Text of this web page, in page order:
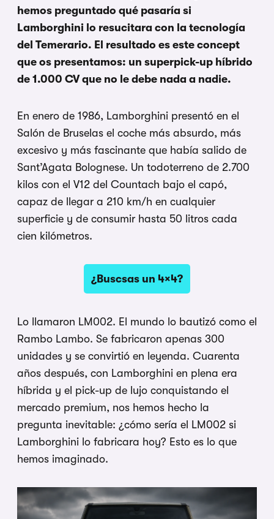
hemos preguntado qué pasaría si
Lamborghini lo resucitara con la tecnología
del Temerario. El resultado es este concept
que os presentamos: un superpick-up híbrido
de 1.000 CV que no le debe nada a nadie.
En enero de 1986, Lamborghini presentó en el
Salón de Bruselas el coche más absurdo, más
excesivo y más fascinante que había salido de
Sant’Agata Bolognese. Un todoterreno de 2.700
kilos con el V12 del Countach bajo el capó,
capaz de llegar a 210 km/h en cualquier
superficie y de consumir hasta 50 litros cada
cien kilómetros.
¿Buscsas un 4×4?
Lo llamaron LM002. El mundo lo bautizó como el
Rambo Lambo. Se fabricaron apenas 300
unidades y se convirtió en leyenda. Cuarenta
años después, con Lamborghini en plena era
híbrida y el pick-up de lujo conquistando el
mercado premium, nos hemos hecho la
pregunta inevitable: ¿cómo sería el LM002 si
Lamborghini lo fabricara hoy? Esto es lo que
hemos imaginado.